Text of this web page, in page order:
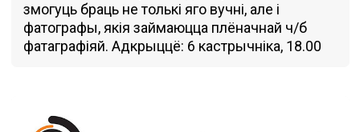
змогуць браць не толькі яго вучні, але і
фатографы, якія займаюцца плёначнай ч/б
фатаграфіяй. Адкрыццё: 6 кастрычнiка, 18.00